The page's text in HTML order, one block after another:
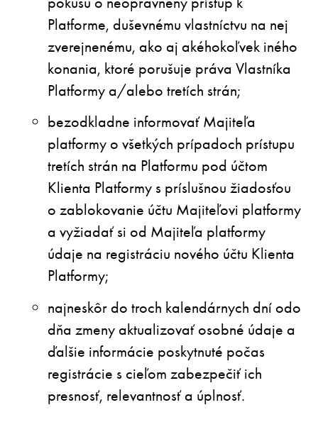
Platforme, duševnému vlastníctvu na nej
zverejnenému, ako aj akéhokoľvek iného
konania, ktoré porušuje práva Vlastníka
Platformy a/alebo tretích strán;
bezodkladne informovať Majiteľa
platformy o všetkých prípadoch prístupu
tretích strán na Platformu pod účtom
Klienta Platformy s príslušnou žiadosťou
o zablokovanie účtu Majiteľovi platformy
a vyžiadať si od Majiteľa platformy
údaje na registráciu nového účtu Klienta
Platformy;
najneskôr do troch kalendárnych dní odo
dňa zmeny aktualizovať osobné údaje a
ďalšie informácie poskytnuté počas
registrácie s cieľom zabezpečiť ich
presnosť, relevantnosť a úplnosť.